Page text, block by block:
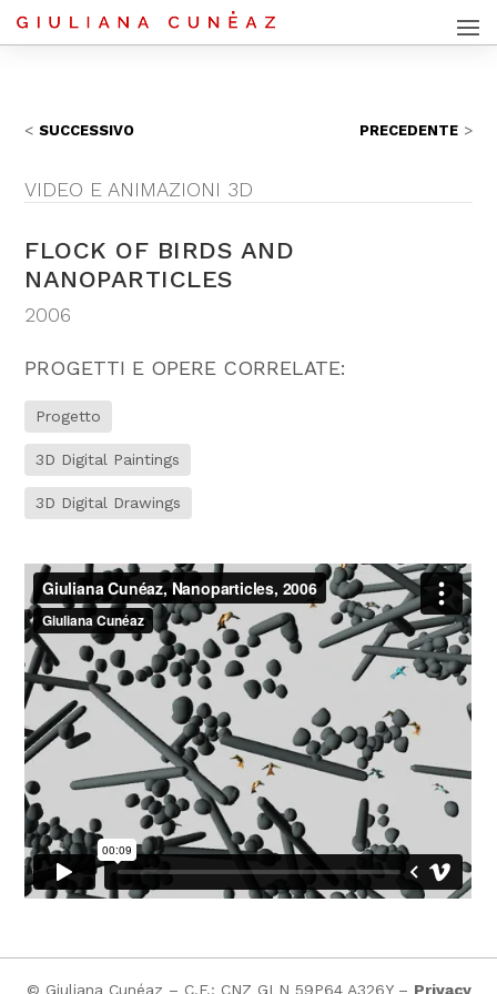
PRECEDENTE
SUCCESSIVO
VIDEO E ANIMAZIONI 3D
FLOCK OF BIRDS AND
NANOPARTICLES
2006
PROGETTI E OPERE CORRELATE:
Progetto
3D Digital Paintings
3D Digital Drawings
© Giuliana Cunéaz – C.F.: CNZ GLN 59P64 A326Y – Privacy